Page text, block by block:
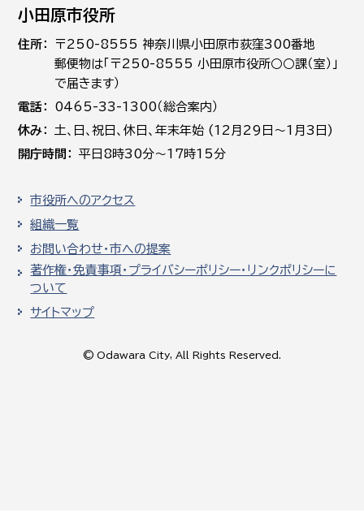
小田原市役所
住所
〒250-8555 神奈川県小田原市荻窪300番地
郵便物は「〒250-8555 小田原市役所○○課（室）」
で届きます）
電話
0465-33-1300（総合案内）
休み
土､日､祝日、休日、年末年始 (12月29日～1月3日)
開庁時間
平日8時30分～17時15分
市役所へのアクセス
組織一覧
お問い合わせ・市への提案
著作権・免責事項・プライバシーポリシー・リンクポリシーに
ついて
サイトマップ
© Odawara City, All Rights Reserved.